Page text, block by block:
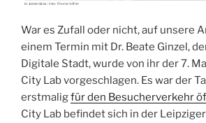
War es Zufall oder nicht, auf unsere
einem Termin mit Dr. Beate Ginzel,
Digitale Stadt, wurde von ihr der 7.
City Lab vorgeschlagen. Es war der
erstmaligfür den Besucherverkehr
City Lab befindet sich in der